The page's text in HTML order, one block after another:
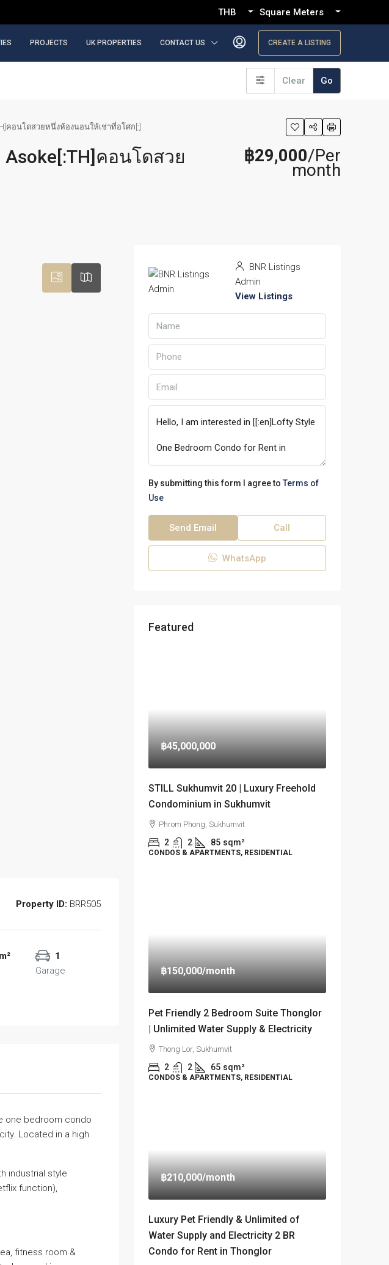
THB Square Meters
PROJECTS UK PROPERTIES CONTACT US CREATE A LISTING
Clear Go
คอนโดสวยหนึ่งห้องนอนให้เช่าที่อโศก[:]
Asoke[:TH]คอนโดสวย
฿29,000/Per
month
Property ID: BRR505
1
Garage
one bedroom condo
Located in a high
industrial style
function),
fitness room &
BNR Listings
Admin
View Listings
By submitting this form I agree to Terms of
Use
Send Email Call
WhatsApp
Featured
฿45,000,000
STILL Sukhumvit 20 | Luxury Freehold
Condominium in Sukhumvit
Phrom Phong, Sukhumvit
2 2 85 sqm²
CONDOS & APARTMENTS, RESIDENTIAL
฿150,000/month
Pet Friendly 2 Bedroom Suite Thonglor
| Unlimited Water Supply & Electricity
Thong Lor, Sukhumvit
2 2 65 sqm²
CONDOS & APARTMENTS, RESIDENTIAL
฿210,000/month
Luxury Pet Friendly & Unlimited of
Water Supply and Electricity 2 BR
Condo for Rent in Thonglor